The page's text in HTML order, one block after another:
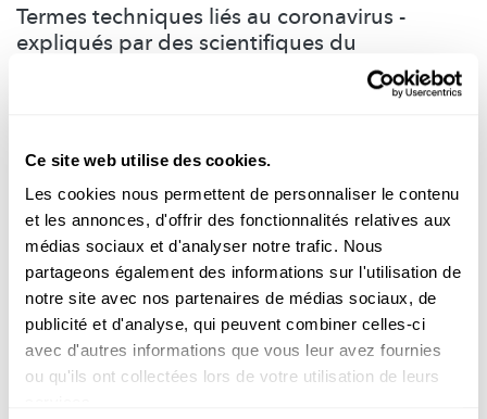
Ce site web utilise des cookies.
Les cookies nous permettent de personnaliser le contenu
et les annonces, d'offrir des fonctionnalités relatives aux
médias sociaux et d'analyser notre trafic. Nous
partageons également des informations sur l'utilisation de
notre site avec nos partenaires de médias sociaux, de
publicité et d'analyse, qui peuvent combiner celles-ci
avec d'autres informations que vous leur avez fournies
ou qu'ils ont collectées lors de votre utilisation de leurs
Termes techniques liés au coronavirus -
expliqués par des scientifiques du
domaines des chercheurs qui les étudient.
University of Luxembourg,Ghent University,MANGHINI
Consulting
Suivezscience.lu